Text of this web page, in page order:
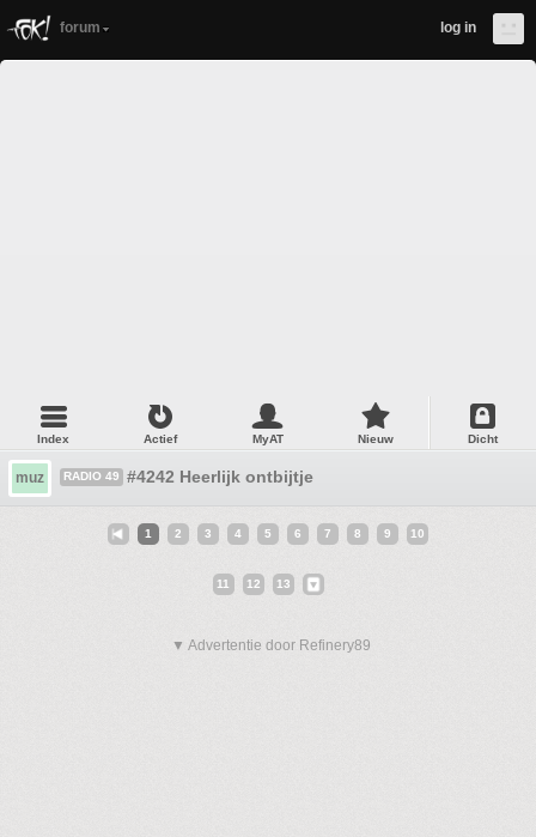
forum log in
Index Actief MyAT Nieuw Dicht
muz RADIO 49 #4242 Heerlijk ontbijtje
1 2 3 4 5 6 7 8 9 10
11 12 13
▼ Advertentie door Refinery89